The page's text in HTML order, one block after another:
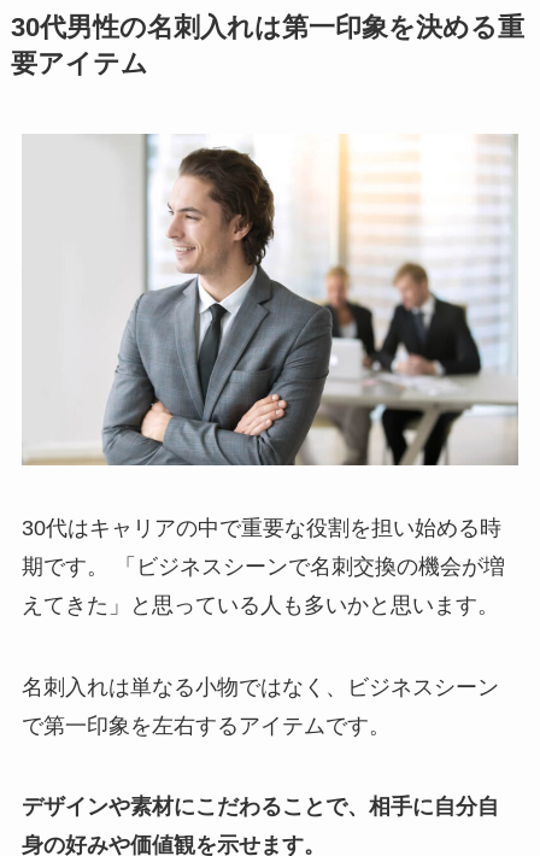
30代男性の名刺入れは第一印象を決める重
要アイテム
30代はキャリアの中で重要な役割を担い始める時
期です。 「ビジネスシーンで名刺交換の機会が増
えてきた」と思っている人も多いかと思います。
名刺入れは単なる小物ではなく、ビジネスシーン
で第一印象を左右するアイテムです。
デザインや素材にこだわることで、相手に自分自
身の好みや価値観を示せます。